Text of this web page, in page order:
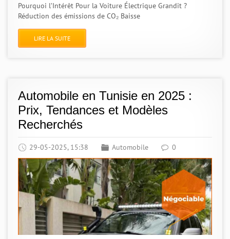
Pourquoi l’Intérêt Pour la Voiture Électrique Grandit ?
Réduction des émissions de CO₂ Baisse
LIRE LA SUITE
Automobile en Tunisie en 2025 :
Prix, Tendances et Modèles
Recherchés
29-05-2025, 15:38 Automobile 0